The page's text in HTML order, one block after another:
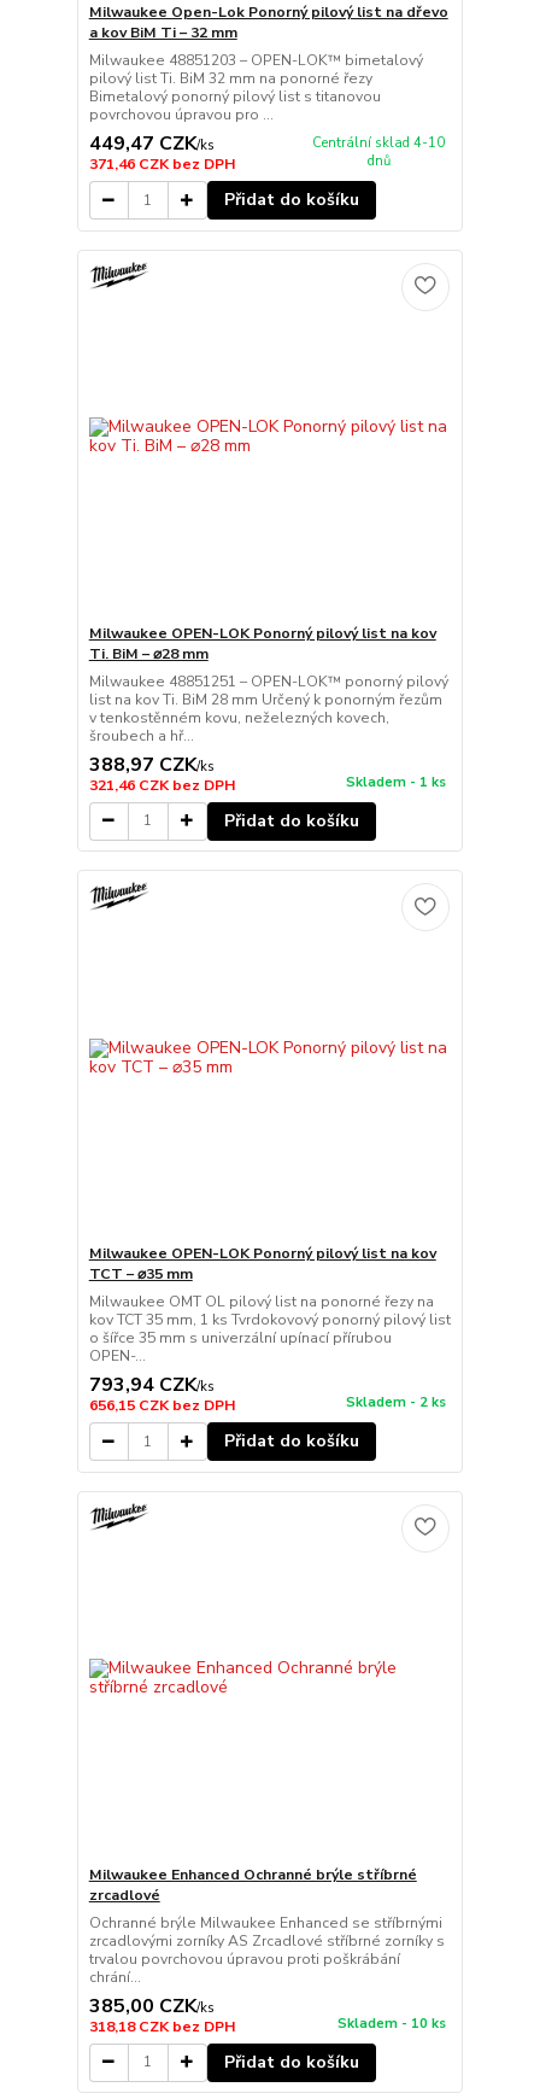
Milwaukee Open-Lok Ponorný pilový list na dřevo
a kov BiM Ti – 32 mm
Milwaukee 48851203 – OPEN-LOK™ bimetalový
pilový list Ti. BiM 32 mm na ponorné řezy
Bimetalový ponorný pilový list s titanovou
povrchovou úpravou pro ...
449,47 CZK/ks
371,46 CZKbez DPH
Centrální sklad 4-10
dnů
Přidat do košíku
Milwaukee OPEN-LOK Ponorný pilový list na kov
Ti. BiM – ⌀28 mm
Milwaukee 48851251 – OPEN-LOK™ ponorný pilový
list na kov Ti. BiM 28 mm Určený k ponorným řezům
v tenkostěnném kovu, neželezných kovech,
šroubech a hř...
388,97 CZK/ks
321,46 CZKbez DPH Skladem - 1 ks
Přidat do košíku
Milwaukee OPEN-LOK Ponorný pilový list na kov
TCT – ⌀35 mm
Milwaukee OMT OL pilový list na ponorné řezy na
kov TCT 35 mm, 1 ks Tvrdokovový ponorný pilový list
o šířce 35 mm s univerzální upínací přírubou
OPEN-...
793,94 CZK/ks
656,15 CZKbez DPH Skladem - 2 ks
Přidat do košíku
Milwaukee Enhanced Ochranné brýle stříbrné
zrcadlové
Ochranné brýle Milwaukee Enhanced se stříbrnými
zrcadlovými zorníky AS Zrcadlové stříbrné zorníky s
trvalou povrchovou úpravou proti poškrábání
chrání...
385,00 CZK/ks
318,18 CZKbez DPH Skladem - 10 ks
Přidat do košíku